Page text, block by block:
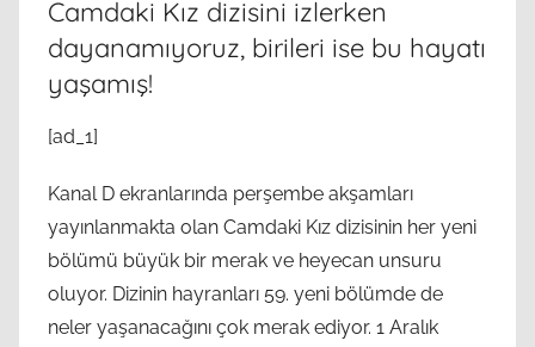
Camdaki Kız dizisini izlerken
dayanamıyoruz, birileri ise bu hayatı
yaşamış!
[ad_1]
Kanal D ekranlarında perşembe akşamları
yayınlanmakta olan Camdaki Kız dizisinin her yeni
bölümü büyük bir merak ve heyecan unsuru
oluyor. Dizinin hayranları 59. yeni bölümde de
neler yaşanacağını çok merak ediyor. 1 Aralık